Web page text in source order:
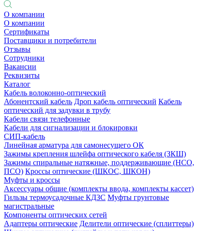
О компании
О компании
Сертификаты
Поставщики и потребители
Отзывы
Сотрудники
Вакансии
Реквизиты
Каталог
Кабель волоконно-оптический
Абонентский кабель Дроп кабель оптический Кабель
оптический для задувки в трубу
Кабели связи телефонные
Кабели для сигнализации и блокировки
СИП-кабель
Линейная арматура для самонесущего ОК
Зажимы крепления шлейфа оптического кабеля (ЗКШ)
Зажимы спиральные натяжные, поддерживающие (НСО,
ПСО) Кроссы оптические (ШКОС, ШКОН)
Муфты и кроссы
Аксессуары общие (комплекты ввода, комплекты кассет)
Гильзы термоусадочные КДЗС Муфты грунтовые
магистральные
Компоненты оптических сетей
Адаптеры оптические Делители оптические (сплиттеры)